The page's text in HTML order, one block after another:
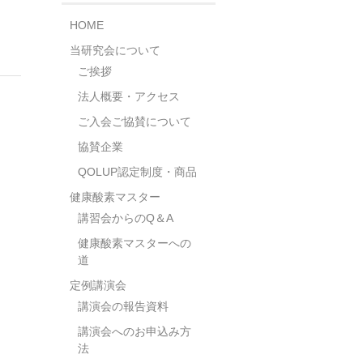
HOME
当研究会について
ご挨拶
法人概要・アクセス
ご入会ご協賛について
協賛企業
QOLUP認定制度・商品
健康酸素マスター
講習会からのQ＆A
健康酸素マスターへの
道
定例講演会
講演会の報告資料
講演会へのお申込み方
法